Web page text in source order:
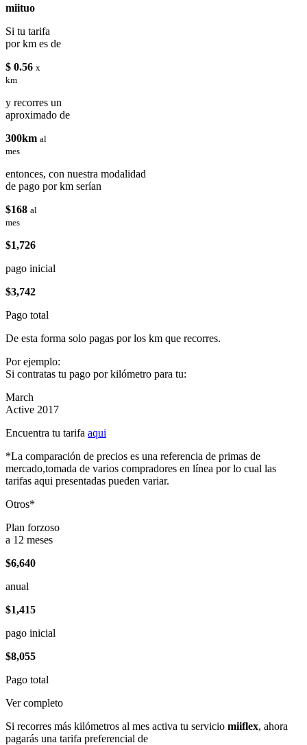
miituo
Si tu tarifa
por km es de
$ 0.56 x
km
y recorres un
aproximado de
300km al
mes
entonces, con nuestra modalidad
de pago por km serían
$168 al
mes
$1,726
pago inicial
$3,742
Pago total
De esta forma solo pagas por los km que recorres.
Por ejemplo:
Si contratas tu pago por kilómetro para tu:
March
Active 2017
Encuentra tu tarifa aqui
*La comparación de precios es una referencia de primas de
mercado,tomada de varios compradores en línea por lo cual las
tarifas aqui presentadas pueden variar.
Otros*
Plan forzoso
a 12 meses
$6,640
anual
$1,415
pago inicial
$8,055
Pago total
Ver completo
Si recorres más kilómetros al mes activa tu servicio miiflex, ahora
pagarás una tarifa preferencial de